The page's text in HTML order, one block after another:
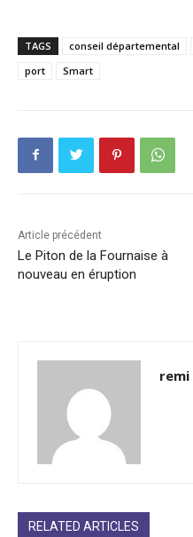
TAGS conseil départemental
port
Smart
Article précédent
Le Piton de la Fournaise à
nouveau en éruption
remi
RELATED ARTICLES